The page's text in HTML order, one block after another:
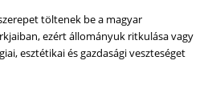
töltenek be a magyar
ezért állományuk ritkulása vagy
esztétikai és gazdasági veszteséget